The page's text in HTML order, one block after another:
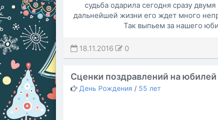
судьба одарила сегодня сразу
дальнейшей жизни его ждет много
Так выпьем за нашего
18.11.2016 0
Сценки поздравлений на юбилей
День Рождения / 55 лет